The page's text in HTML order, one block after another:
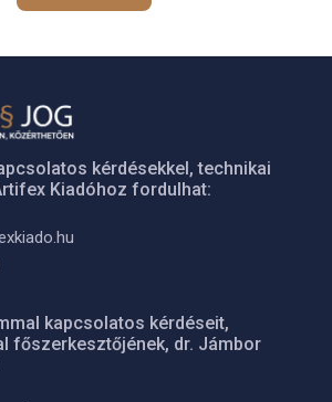
kérdésekkel, technikai
Kiadóhoz fordulhat:
kapcsolatos kérdéseit,
főszerkesztőjének, dr. Jámbor